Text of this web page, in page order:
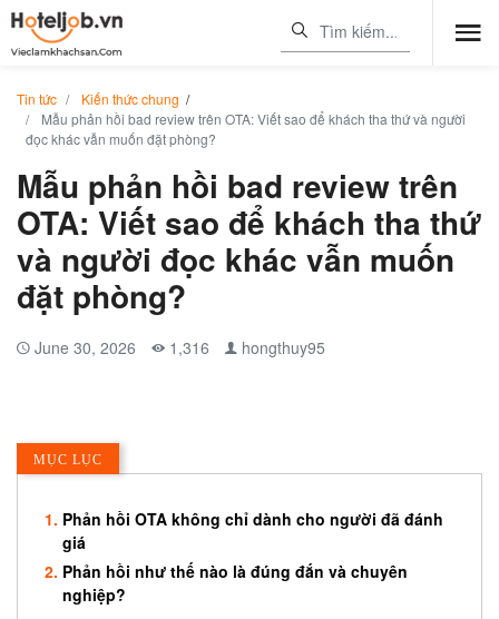
Tin tức Kiến thức chung /
Mẫu phản hồi bad review trên OTA: Viết sao để khách tha thứ và người
đọc khác vẫn muốn đặt phòng?
Mẫu phản hồi bad review trên
OTA: Viết sao để khách tha thứ
và người đọc khác vẫn muốn
đặt phòng?
June 30, 2026 1,316 hongthuy95
MỤC LỤC
Phản hồi OTA không chỉ dành cho người đã đánh
giá
Phản hồi như thế nào là đúng đắn và chuyên
nghiệp?